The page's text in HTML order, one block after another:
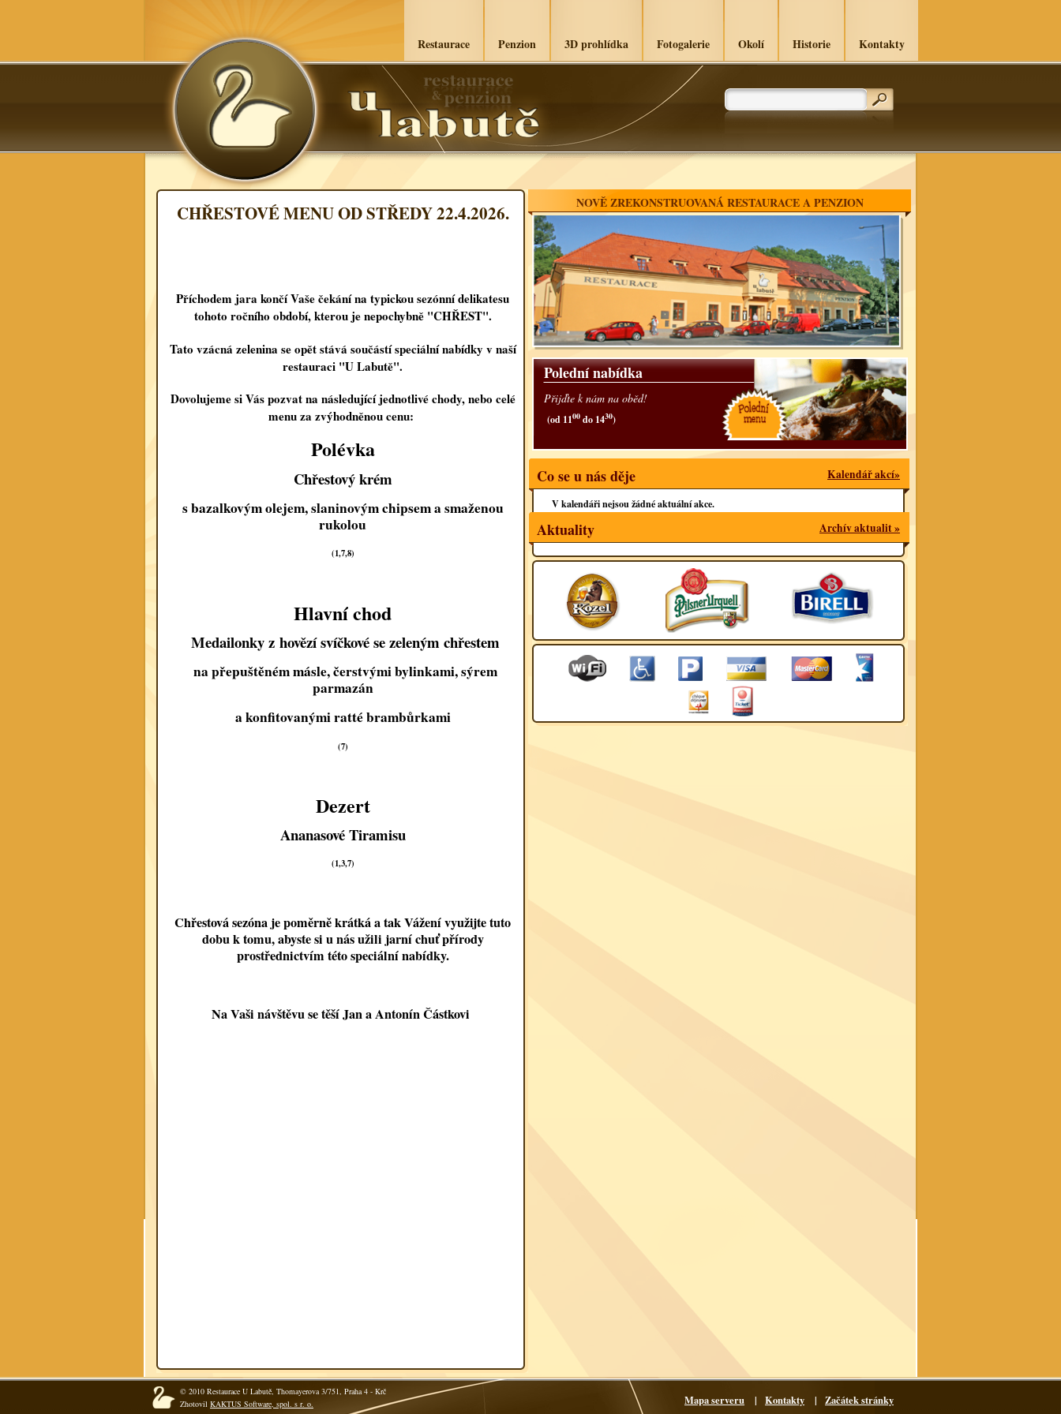
Restaurace Penzion 3D prohlídka Fotogalerie Okolí Historie Kontakty
CHŘESTOVÉ MENU OD STŘEDY 22.4.2026.
Příchodem jara končí Vaše čekání na typickou sezónní delikatesu
tohoto ročního období, kterou je nepochybně "CHŘEST".
Tato vzácná zelenina se opět stává součástí speciální nabídky v naší
restauraci "U Labutě".
Dovolujeme si Vás pozvat na následující jednotlivé chody, nebo celé
menu za zvýhodněnou cenu:
Polévka
Chřestový krém
s bazalkovým olejem, slaninovým chipsem a smaženou
rukolou
(1,7,8)
Hlavní chod
Medailonky z hovězí svíčkové se zeleným chřestem
na přepuštěném másle, čerstvými bylinkami, sýrem
parmazán
a konfitovanými ratté brambůrkami
(7)
Dezert
Ananasové Tiramisu
(1,3,7)
Chřestová sezóna je poměrně krátká a tak Vážení využijte tuto
dobu k tomu, abyste si u nás užili jarní chuť přírody
prostřednictvím této speciální nabídky.
Na Vaši návštěvu se těší Jan a Antonín Částkovi
NOVĚ ZREKONSTRUOVANÁ RESTAURACE A PENZION
Polední nabídka
Přijďte k nám na oběd!
(od 1100 do 1430)
Co se u nás děje Kalendář akcí»
V kalendáři nejsou žádné aktuální akce.
Aktuality Archív aktualit »
© 2010 Restaurace U Labutě, Thomayerova 3/751, Praha 4 - Krč
Zhotovil KAKTUS Software, spol. s r. o. Mapa serveru | Kontakty | Začátek stránky